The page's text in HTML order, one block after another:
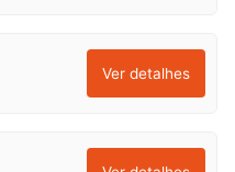
Ver detalhes